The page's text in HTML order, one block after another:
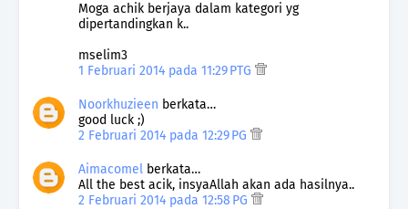
Moga achik berjaya dalam kategori yg
dipertandingkan k..
mselim3
1 Februari 2014 pada 11:29 PTG
Noorkhuzieen berkata…
good luck ;)
2 Februari 2014 pada 12:29 PG
Aimacomel berkata…
All the best acik, insyaAllah akan ada hasilnya..
2 Februari 2014 pada 12:58 PG